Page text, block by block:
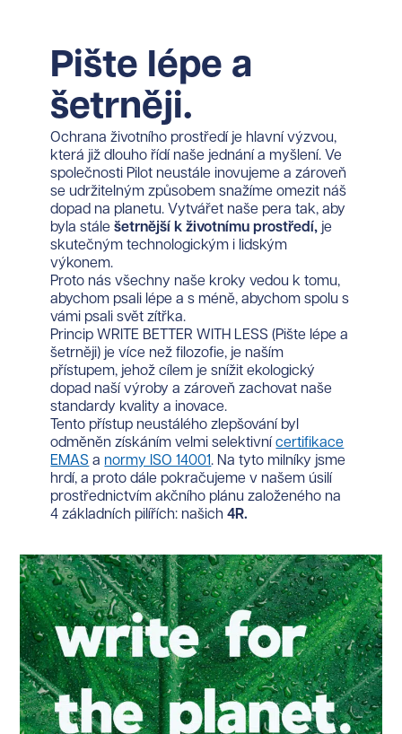
Pište lépe a
šetrněji.
Ochrana životního prostředí je hlavní výzvou,
která již dlouho řídí naše jednání a myšlení. Ve
společnosti Pilot neustále inovujeme a zároveň
se udržitelným způsobem snažíme omezit náš
dopad na planetu. Vytvářet naše pera tak, aby
byla stálešetrnější k životnímu prostředí, je
skutečným technologickým i lidským
výkonem.
Proto nás všechny naše kroky vedou k tomu,
abychom psali lépe a s méně, abychom spolu s
vámi psali svět zítřka.
Princip WRITE BETTER WITH LESS (Pište lépe a
šetrněji) je více než filozofie, je naším
přístupem, jehož cílem je snížit ekologický
dopad naší výroby a zároveň zachovat naše
standardy kvality a inovace.
Tento přístup neustálého zlepšování byl
odměněn získáním velmi selektivnícertifikace
EMAS a normy ISO 14001. Na tyto milníky jsme
hrdí, a proto dále pokračujeme v našem úsilí
prostřednictvím akčního plánu založeného na
4 základních pilířích: našich4R.